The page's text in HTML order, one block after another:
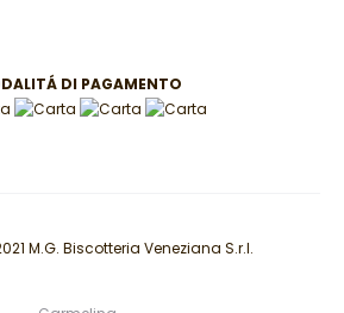
DI PAGAMENTO
M.G. Biscotteria Veneziana S.r.l.